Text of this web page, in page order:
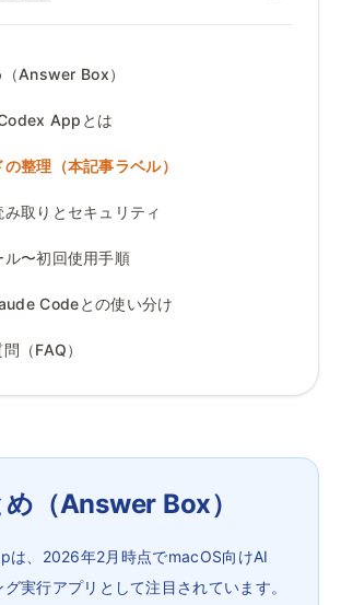
Answer Box）
Appとは
整理（本記事ラベル）
み取りとセキュリティ
ル〜初回使用手順
Codeとの使い分け
（FAQ）
（Answer Box）
は、2026年2月時点でmacOS向けAI
グ実行アプリとして注目されています。